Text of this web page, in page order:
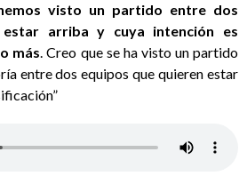
visto un partido entre dos
arriba y cuya intención es
más. Creo que se ha visto un partido
entre dos equipos que quieren estar